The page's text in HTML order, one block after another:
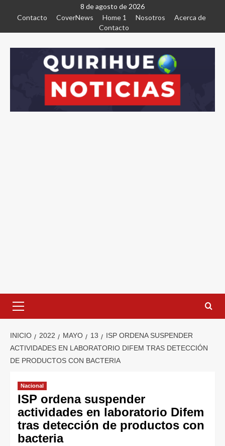
8 de agosto de 2026
Contacto
CoverNews Home 1 Nosotros
Acerca de
Contacto
INICIO 2022 MAYO 13
ISP ORDENA SUSPENDER
ACTIVIDADES EN LABORATORIO DIFEM TRAS DETECCIÓN
DE PRODUCTOS CON BACTERIA
Nacional
ISP ordena suspender
actividades en laboratorio Difem
tras detección de productos con
bacteria